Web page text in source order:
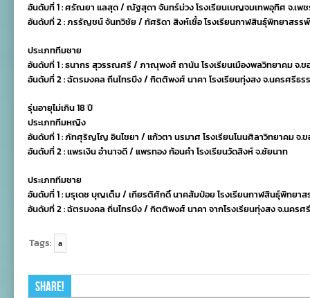
อันดับที่ 1 : ศรัณยา แลสุด / ณัฐสุดา จันทร์ม่วง โรงเรียนเบญจมเทพอุทิศ จ.เพ
อันดับที่ 2 : ภรรัญชน์ จันทวิชัย / ทัศริดา สิงห์เชื้อ โรงเรียนกาฬสินธุ์พิทยาสรร
ประเภททีมชาย
อันดับที่ 1 : ธนากร สุวรรณศรี / ภาณุพงศ์ ถานัน โรงเรียนเมืองพลวิทยาคม จ.ข
อันดับที่ 2 : ฉัตรมงคล ถิ่นไทรบึง / กิตติพงศ์ นาคา โรงเรียนทุ่งสง จ.นครศรีธร
รุ่นอายุไม่เกิน 18 ปี
ประเภททีมหญิง
อันดับที่ 1 : ภัทศุริญโญ อินไชยา / แก้วตา นรมาศ โรงเรียนโนนศิลาวิทยาคม จ.
อันดับที่ 2 : แพรเงิน อำนาจดี / แพรทอง ก้อนคำ โรงเรียนวัดสิงห์ จ.ชัยนาท
ประเภททีมชาย
อันดับที่ 1 : มรุเดช บุญเต็ม / เกียรติศักดิ์ นาคส้มป่อย โรงเรียนกาฬสินธุ์พิทยา
อันดับที่ 2 : ฉัตรมงคล ถิ่นไทรบึง / กิตติพงศ์ นาคา จากโรงเรียนทุ่งสง จ.นครศ
Tags: a
Share!